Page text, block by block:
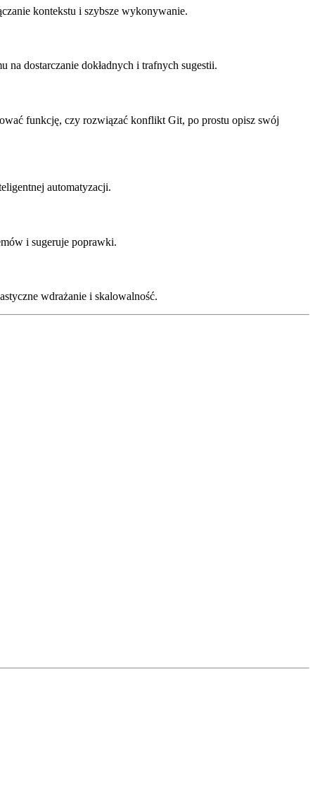
kontekstu i szybsze wykonywanie.
dostarczanie dokładnych i trafnych sugestii.
funkcję, czy rozwiązać konflikt Git, po prostu opisz swój
automatyzacji.
i sugeruje poprawki.
wdrażanie i skalowalność.